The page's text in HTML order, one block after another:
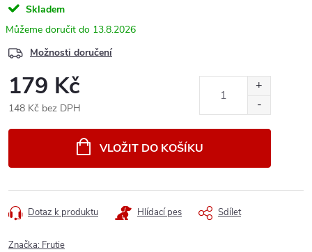
Skladem
13.8.2026
Možnosti doručení
179 Kč
148 Kč bez DPH
VLOŽIT DO KOŠÍKU
Dotaz k produktu Hlídací pes Sdílet
Značka: Frutie